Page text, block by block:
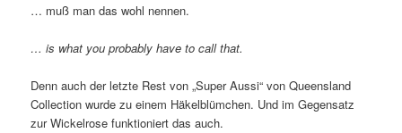
… muß man das wohl nennen.
… is what you probably have to call that.
Denn auch der letzte Rest von „Super Aussi“ von Queensland
Collection wurde zu einem Häkelblümchen. Und im Gegensatz
zur Wickelrose funktioniert das auch.